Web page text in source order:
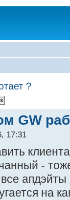
?
GW
17:31
-
апдэйты
на